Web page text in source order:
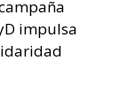
impulsa